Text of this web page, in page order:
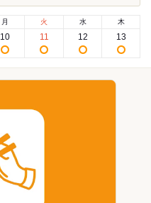
月
10
火
11
水
12
木
13